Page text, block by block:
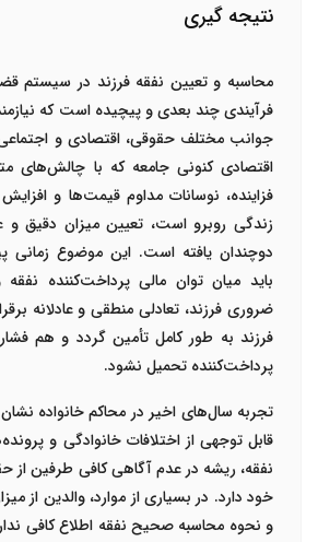
نتیجه گیری
محاسبه و تعیین نفقه فرزند در سیستم
فرآیندی چند بعدی و پیچیده است که
جوانب مختلف حقوقی، اقتصادی و
اقتصادی کنونی جامعه که با چالش‌های
فزاینده، نوسانات مداوم قیمت‌ها و
زندگی روبرو است، تعیین میزان دقیق و
دوچندان یافته است. این موضوع زمانی
باید میان توان مالی پرداخت‌کننده
ضروری فرزند، تعادلی منطقی و عادلانه
فرزند به طور کامل تأمین گردد و هم فشار
پرداخت‌کننده تحمیل نشود.
تجربه سال‌های اخیر در محاکم خانواده
قابل توجهی از اختلافات خانوادگی و
نفقه، ریشه در عدم آگاهی کافی طرفین از
خود دارد. در بسیاری از موارد، والدین از
و نحوه محاسبه صحیح نفقه اطلاع کافی